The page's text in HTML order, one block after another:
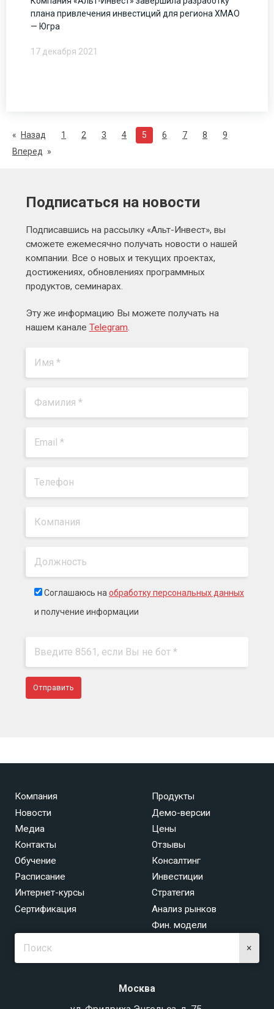
плана привлечения инвестиций для региона ХМАО
— Югра
17 декабря 2021
Назад 1 2 3 4 5 6 7 8
9
Вперед
Подписаться на новости
Подписавшись на рассылку «Альт-Инвест», вы
сможете ежемесячно получать новости о нашей
компании. Все о новых и текущих проектах,
достижениях, обновлениях программных
продуктов, семинарах.
Эту же информацию Вы можете получать на
нашем канале Telegram.
Соглашаюсь на обработку персональных данных
и получение информации
Компания
Новости
Медиа
Контакты
Продукты
Демо-версии
Цены
Отзывы
Обучение
Расписание
Интернет-курсы
Сертификация
Консалтинг
Инвестиции
Стратегия
Анализ рынков
Фин. модели
×
Москва